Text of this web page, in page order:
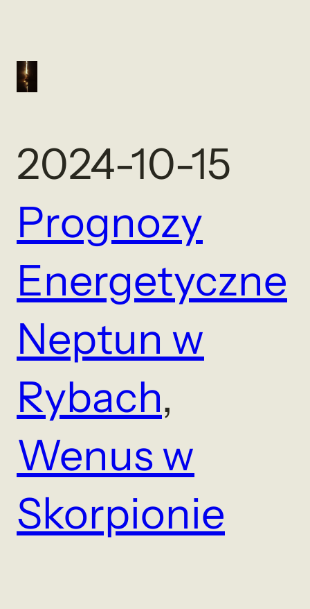
2024-10-15
Prognozy
Energetyczne
Neptun w
Rybach
Wenus w
Skorpionie